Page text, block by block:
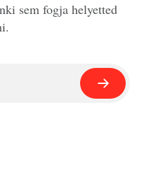
sem fogja helyetted